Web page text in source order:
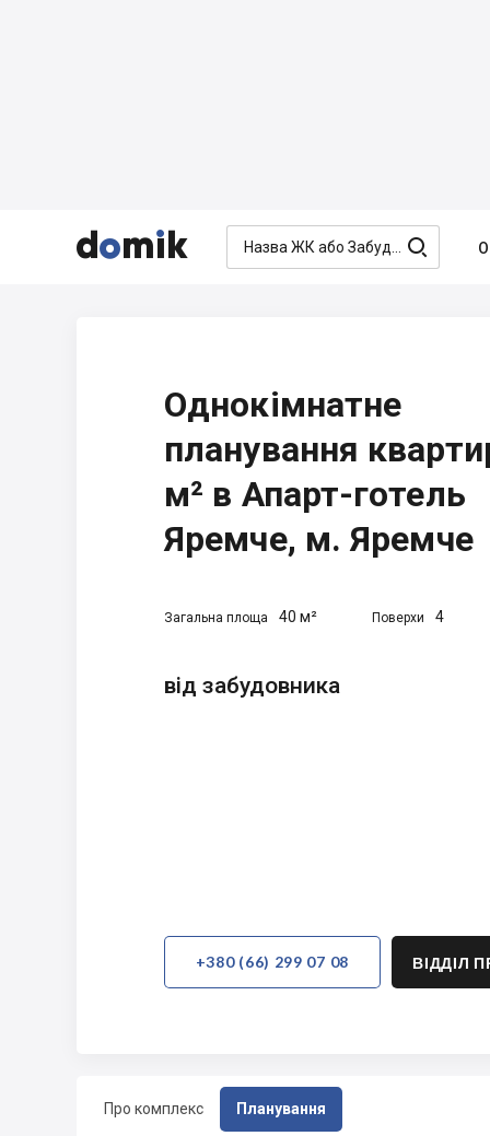


 
Про комплекс Планування
Однокімнатне
планування
м² в Апарт-готель
Яремче, м. Яремче
Загальна площа 40 м² Поверхи 4
від забудовника
+380 (66) 299 07 08 ВІДДІЛ